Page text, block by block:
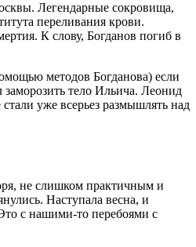
Легендарные сокровища,
переливания крови.
К слову, Богданов погиб в
методов Богданова) если
тело Ильича. Леонид
уже всерьез размышлять над
не слишком практичным и
Наступала весна, и
с нашими-то перебоями с